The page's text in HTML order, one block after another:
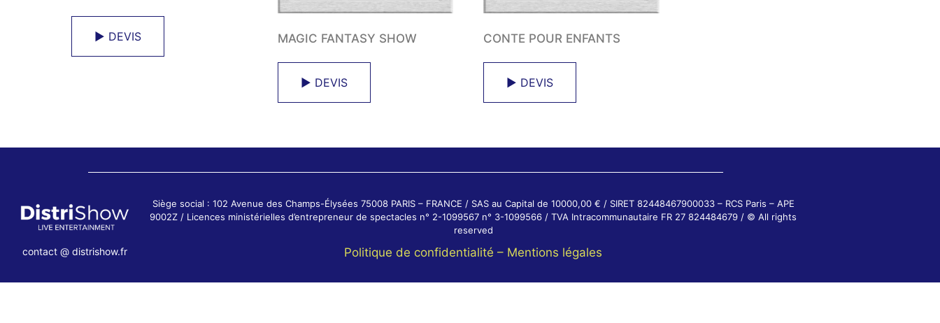
► DEVIS MAGIC FANTASY SHOW
► DEVIS
CONTE POUR ENFANTS
► DEVIS
contact @ distrishow.fr
Siège social : 102 Avenue des Champs-Élysées 75008 PARIS – FRANCE / SAS au Capital de 10000,00 € / SIRET 82448467900033 – RCS Paris – APE
9002Z / Licences ministérielles d’entrepreneur de spectacles n° 2-1099567 n° 3-1099566 / TVA Intracommunautaire FR 27 824484679 / © All rights
reserved
Politique de confidentialité – Mentions légales